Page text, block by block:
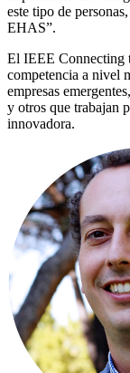
este tipo de
EHAS”.
El IEEE Connecting
competencia a nivel
empresas
y otros que trabajan
innovadora.